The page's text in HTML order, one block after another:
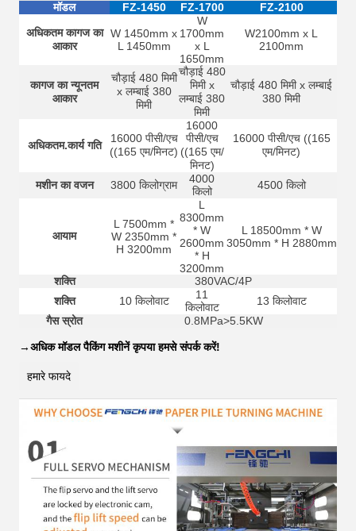
मॉडल FZ-1450 FZ-1700
FZ-2100
अधिकतम कागज का
आकार
W 1450mm x
L 1450mm
W
1700mm
x L
1650mm
W2100mm x L
2100mm
कागज का न्यूनतम
आकार
चौड़ाई 480 मिमी
x लम्बाई 380
मिमी
चौड़ाई 480
मिमी x
लम्बाई 380
मिमी
चौड़ाई 480 मिमी x लम्बाई
380 मिमी
अधिकतम.कार्य गति
16000 पीसी/एच
((165 एम/मिनट)
16000
पीसी/एच
((165 एम/
मिनट)
16000 पीसी/एच ((165
एम/मिनट)
मशीन का वजन 3800 किलोग्राम
4000
किलो
4500 किलो
आयाम
L 7500mm *
W 2350mm *
H 3200mm
L
8300mm
* W
2600mm
* H
3200mm
L 18500mm * W
3050mm * H 2880mm
शक्ति
380VAC/4P
शक्ति
10 किलोवाट
11
किलोवाट
13 किलोवाट
गैस स्रोत
0.8MPa>5.5KW
→अधिक मॉडल पैकिंग मशीनें कृपया हमसे संपर्क करें!
हमारे फायदे